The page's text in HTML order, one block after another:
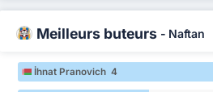
Meilleurs buteurs - Naftan
İhnat Pranovich 4